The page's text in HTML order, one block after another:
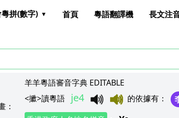
拼(數字) 首頁 粵語翻譯機 長文注
：
羊羊粵語審音字典 EDITABLE
<擨>讀粵語 je4 的依據有：